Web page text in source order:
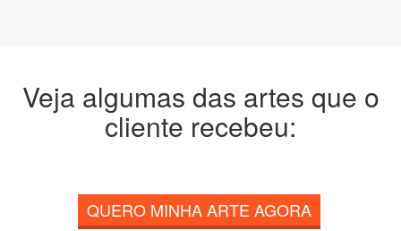
Veja algumas das artes que o
cliente recebeu:
QUERO MINHA ARTE AGORA